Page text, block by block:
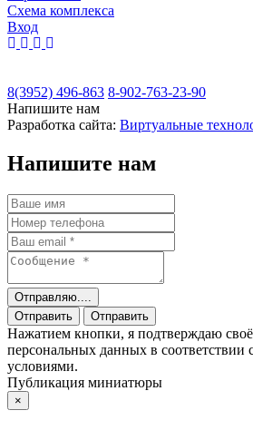
Cхема комплекса
Вход
8(3952) 496-863 8-902-763-23-90
Напишите нам
Разработка сайта: Виртуальные
Напишите нам
Отправляю....
Отправить
Отправить
Нажатием кнопки, я подтверждаю своё
персональных данных в соответствии
условиями.
Публикация миниатюры
×